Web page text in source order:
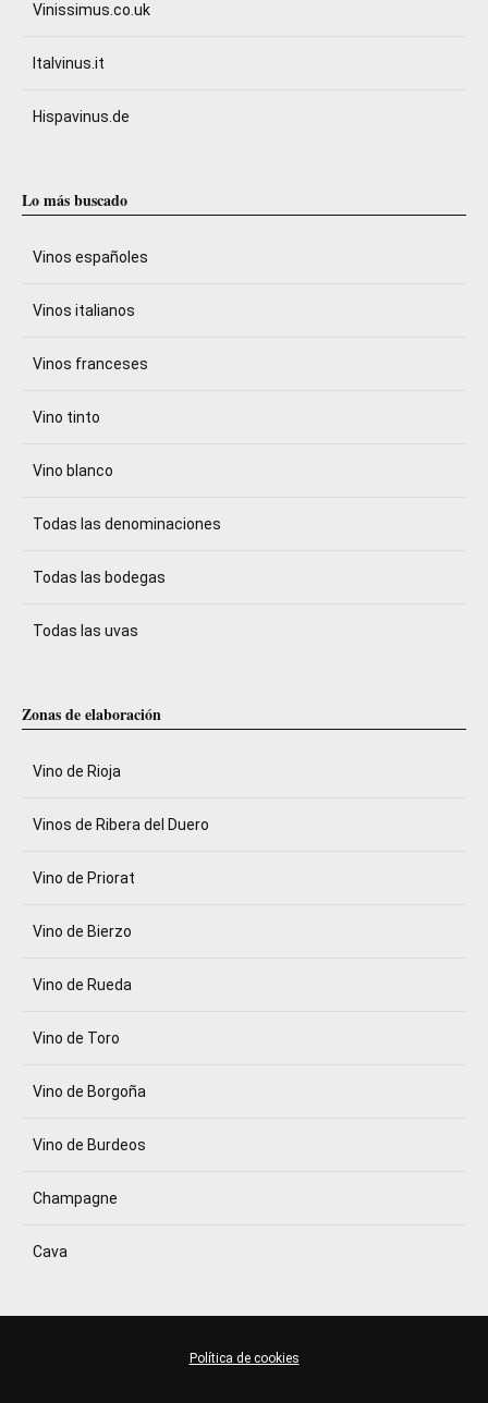
Vinissimus.co.uk
Italvinus.it
Hispavinus.de
Lo más buscado
Vinos españoles
Vinos italianos
Vinos franceses
Vino tinto
Vino blanco
Todas las denominaciones
Todas las bodegas
Todas las uvas
Zonas de elaboración
Vino de Rioja
Vinos de Ribera del Duero
Vino de Priorat
Vino de Bierzo
Vino de Rueda
Vino de Toro
Vino de Borgoña
Vino de Burdeos
Champagne
Cava
Política de cookies